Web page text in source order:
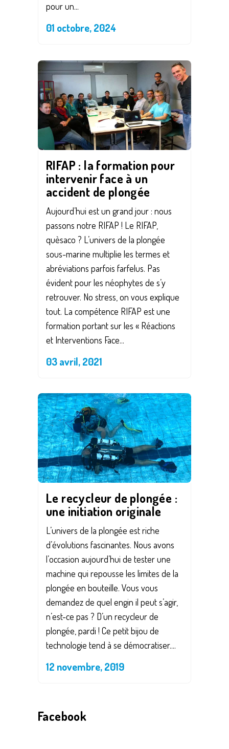
pour un...
01 octobre, 2024
RIFAP : la formation pour
intervenir face à un
accident de plongée
Aujourd’hui est un grand jour : nous
passons notre RIFAP ! Le RIFAP,
quèsaco ? L’univers de la plongée
sous-marine multiplie les termes et
abréviations parfois farfelus. Pas
évident pour les néophytes de s’y
retrouver. No stress, on vous explique
tout. La compétence RIFAP est une
formation portant sur les « Réactions
et Interventions Face...
03 avril, 2021
Le recycleur de plongée :
une initiation originale
L’univers de la plongée est riche
d’évolutions fascinantes. Nous avons
l’occasion aujourd’hui de tester une
machine qui repousse les limites de la
plongée en bouteille. Vous vous
demandez de quel engin il peut s’agir,
n’est-ce pas ? D’un recycleur de
plongée, pardi ! Ce petit bijou de
technologie tend à se démocratiser....
12 novembre, 2019
Facebook